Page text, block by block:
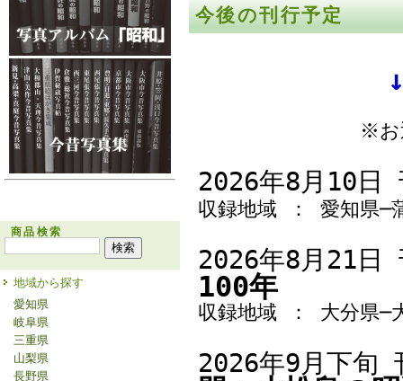
商品検索
地域から探す
愛知県
岐阜県
三重県
山梨県
長野県
今後の刊行予定
※お
2026年8月10日
収録地域 ： 愛知県─
2026年8月21日
100年
収録地域 ： 大分県─
2026年9月下旬